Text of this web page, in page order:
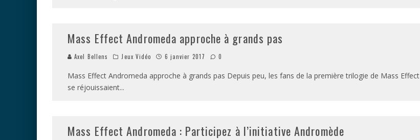
Mass Effect Andromeda approche à grands pas
Axel Bellens Jeux Vidéo 6 janvier 2017 0
Mass Effect Andromeda approche à grands pas Depuis peu, les fans de la première trilogie de Mass Effect
se réjouissaient...
Mass Effect Andromeda : Participez à l’initiative Andromède